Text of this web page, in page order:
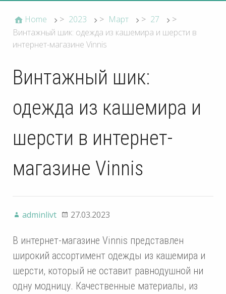
Home > 2023 > Март > 27
>
Винтажный шик: одежда из кашемира и шерсти в
интернет-магазине Vinnis
Винтажный шик:
одежда из кашемира и
шерсти в интернет-
магазине Vinnis
adminlivt 27.03.2023
В интернет-магазине Vinnis представлен
широкий ассортимент одежды из кашемира и
шерсти, который не оставит равнодушной ни
одну модницу. Качественные материалы, из